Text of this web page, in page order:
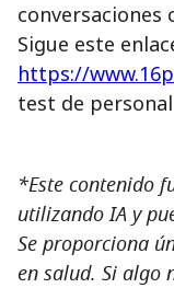
conversaciones
Sigue este
https://
test de
*Este contenido
utilizando IA y
Se proporciona
en salud. Si algo